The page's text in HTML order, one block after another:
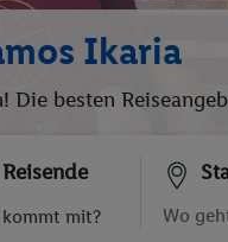
Ikaria
besten
Reisende
mit?